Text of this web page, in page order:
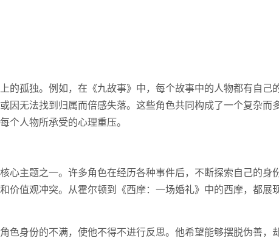
的孤独。例如，在《九故事》中，每个故事中的人物都有自己
因无法找到归属而倍感失落。这些角色共同构成了一个复杂而
个人物所承受的心理重压。
心主题之一。许多角色在经历各种事件后，不断探索自己的身
价值观冲突。从霍尔顿到《西摩：一场婚礼》中的西摩，都展
色身份的不满，使他不得不进行反思。他希望能够摆脱伪善，